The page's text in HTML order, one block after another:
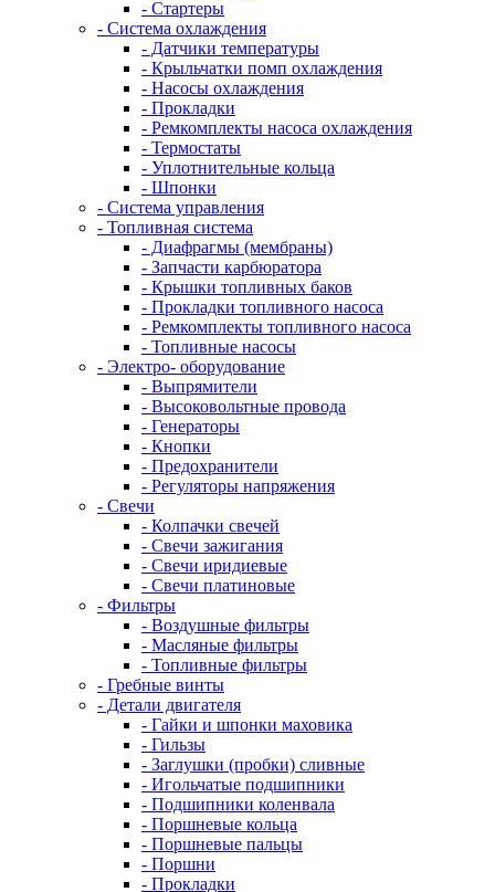
- Стартеры
- Система охлаждения
- Датчики температуры
- Крыльчатки помп охлаждения
- Насосы охлаждения
- Прокладки
- Ремкомплекты насоса охлаждения
- Термостаты
- Уплотнительные кольца
- Шпонки
- Система управления
- Топливная система
- Диафрагмы (мембраны)
- Запчасти карбюратора
- Крышки топливных баков
- Прокладки топливного насоса
- Ремкомплекты топливного насоса
- Топливные насосы
- Электро- оборудование
- Выпрямители
- Высоковольтные провода
- Генераторы
- Кнопки
- Предохранители
- Регуляторы напряжения
- Свечи
- Колпачки свечей
- Свечи зажигания
- Свечи иридиевые
- Свечи платиновые
- Фильтры
- Воздушные фильтры
- Масляные фильтры
- Топливные фильтры
- Гребные винты
- Детали двигателя
- Гайки и шпонки маховика
- Гильзы
- Заглушки (пробки) сливные
- Игольчатые подшипники
- Подшипники коленвала
- Поршневые кольца
- Поршневые пальцы
- Поршни
- Прокладки